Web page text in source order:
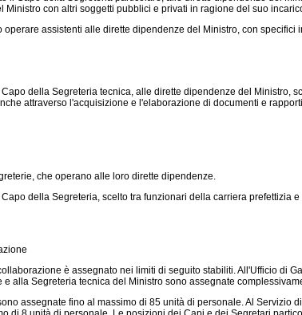
con altri soggetti pubblici e privati in ragione del suo
assistenti alle dirette dipendenze del Ministro, con
della Segreteria tecnica, alle dirette dipendenze del Ministro,
attraverso l'acquisizione e l'elaborazione di documenti e
che operano alle loro dirette dipendenze.
della Segreteria, scelto tra funzionari della carriera
è assegnato nei limiti di seguito stabiliti. All'Ufficio di
alla Segreteria tecnica del Ministro sono assegnate
assegnate fino al massimo di 85 unità di personale. Al Servizio